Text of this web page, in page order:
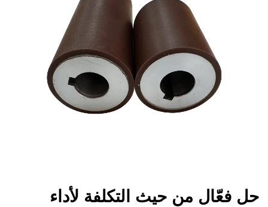
حل فعّال من حيث التكلفة لأداء